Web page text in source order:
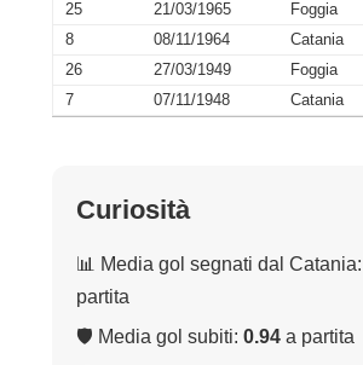
25
21/03/1965 Foggia
8
08/11/1964 Catania
26
27/03/1949 Foggia
7
07/11/1948 Catania
Curiosità
📊 Media gol segnati dal Catania:
partita
🛡 Media gol subiti: 0.94 a partita